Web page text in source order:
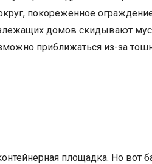
покореженное
домов скидывают
приближаться из-за
площадка. Но вот